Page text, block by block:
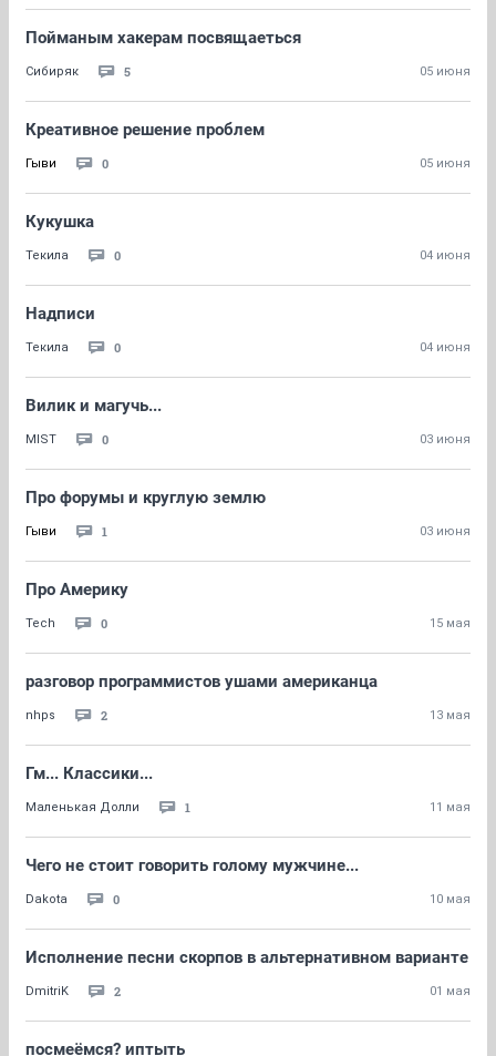
Пойманым хакерам посвящаеться
Сибиряк 5 05 июня
Креативное решение проблем
Гыви 0 05 июня
Кукушка
Текила 0 04 июня
Надписи
Текила 0 04 июня
Вилик и магучь...
MIST 0 03 июня
Про форумы и круглую землю
Гыви 1 03 июня
Про Америку
Tech 0 15 мая
разговор программистов ушами американца
nhps 2 13 мая
Гм... Классики...
Маленькая Долли 1 11 мая
Чего не стоит говорить голому мужчине...
Dakota 0 10 мая
Исполнение песни скорпов в альтернативном варианте
DmitriK 2 01 мая
посмеёмся? иптыть